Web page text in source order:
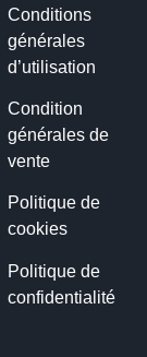
Conditions
générales
d’utilisation
Condition
générales de
vente
Politique de
cookies
Politique de
confidentialité